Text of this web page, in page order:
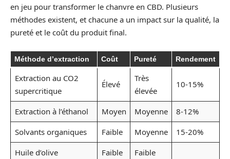
en jeu pour transformer le chanvre en CBD. Plusieurs
méthodes existent, et chacune a un impact sur la qualité, la
pureté et le coût du produit final.
Méthode d’extraction Coût Pureté Rendement
Extraction au CO2
supercritique
Élevé
Très
élevée
10-15%
Extraction à l’éthanol Moyen Moyenne
8-12%
Solvants organiques
Faible Moyenne
15-20%
Huile d’olive
Faible Faible